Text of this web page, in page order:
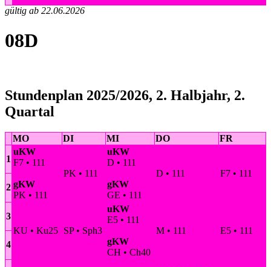
gültig ab 22.06.2026
08D
Stundenplan 2025/2026, 2. Halbjahr, 2.
Quartal
MO DI MI DO
FR
1
uKW
F7 • 111
gKW
PK • 111
PK • 111
uKW
D • 111
gKW
GE • 111
D • 111
F7 • 111
2
3
KU • Ku25 SP • Sph3
uKW
E5 • 111
gKW
CH • Ch40
M • 111
E5 • 111
4